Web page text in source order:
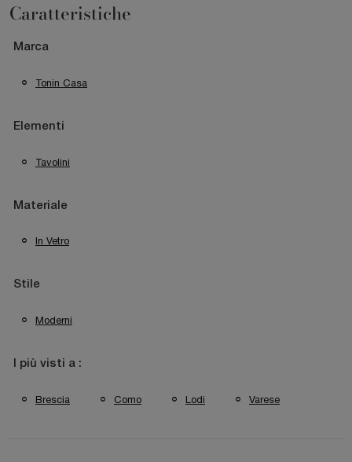
Caratteristiche
Marca
Tonin Casa
Elementi
Tavolini
Materiale
In Vetro
Stile
Moderni
I più visti a :
Brescia Como Lodi Varese